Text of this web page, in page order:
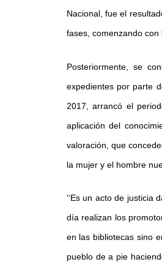
Nacional, fue el
fases, comenzando con
Posteriormente, se
expedientes por parte
2017, arrancó el
aplicación del
valoración, que
la mujer y el hombre
‘‘Es un acto de
día realizan los
en las bibliotecas sino
pueblo de a pie